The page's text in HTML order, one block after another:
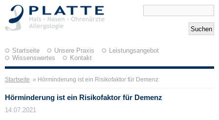
Startseite Unsere Praxis
Leistungsangebot
Wissenswertes
Kontakt
Startseite » Hörminderung ist ein Risikofaktor für Demenz
Hörminderung ist ein Risikofaktor für Demenz
14.07.2021